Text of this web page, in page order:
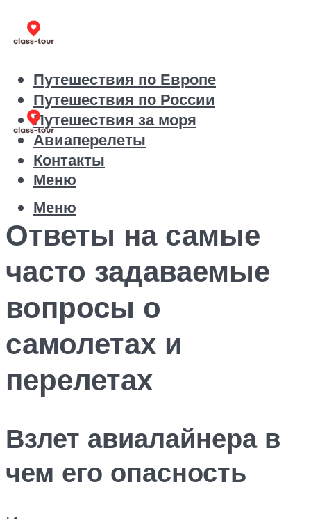
Путешествия по Европе
Путешествия по России
Путешествия за моря
Авиаперелеты
Контакты
Меню
Меню
Ответы на самые
часто задаваемые
вопросы о
самолетах и
перелетах
Взлет авиалайнера в
чем его опасность